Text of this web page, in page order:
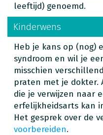
leeftijd) genoemd.
Kinderwens
Heb je kans op (nog)
syndroom en wil je
misschien
praten met je dokter.
die je verwijzen naar
erfelijkheidsarts kan
Het gesprek over de
voorbereiden.